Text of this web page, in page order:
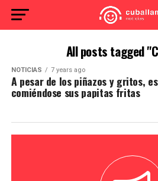
All posts tagged
NOTICIAS 7 years ago
A pesar de los piñazos y gritos,
comiéndose sus papitas fritas